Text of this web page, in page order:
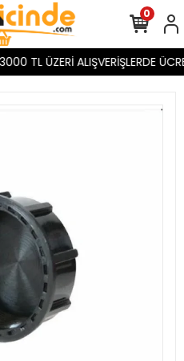
3000 TL ÜZERİ ALIŞVERİŞLERDE
0